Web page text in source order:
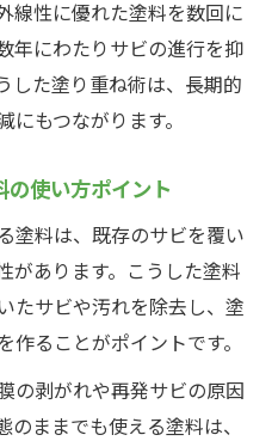
線性に優れた塗料を数回に
年にわたりサビの進行を抑
した塗り重ね術は、長期的
もつながります。
使い方ポイント
塗料は、既存のサビを覆い
があります。こうした塗料
たサビや汚れを除去し、塗
ることがポイントです。
の剥がれや再発サビの原因
ままでも使える塗料は、